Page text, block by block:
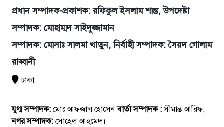
প্রধান সম্পাদক-প্রকাশক: রফিকুল ইসলাম শান্ত, উপদেষ্টা
সম্পাদক: মোহাম্মদ সাইদুজ্জামান
সম্পাদক: মোসাঃ সালমা খাতুন, নির্বাহী সম্পাদক: সৈয়দ গোলাম
রাব্বানী
ঢাকা
যুগ্ম সম্পাদক:মোঃ আফজাল হোসেনবার্তা সম্পাদক :সীমান্ত আরিফ,
নগর সম্পাদক:সোহেল আহমেদ।